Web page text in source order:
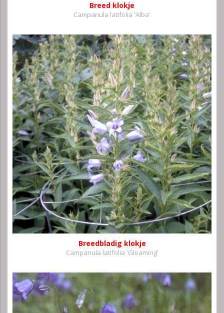
Breed klokje
Campanula latifolia 'Alba'
Breedbladig klokje
Campanula latifolia 'Gloaming'